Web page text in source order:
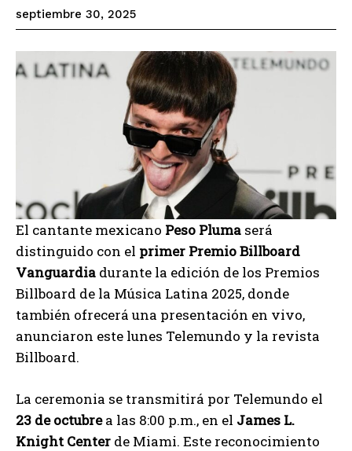
septiembre 30, 2025
El cantante mexicano Peso Pluma será
distinguido con el primer Premio Billboard
Vanguardia durante la edición de los Premios
Billboard de la Música Latina 2025, donde
también ofrecerá una presentación en vivo,
anunciaron este lunes Telemundo y la revista
Billboard.
La ceremonia se transmitirá por Telemundo el
23 de octubrea las 8:00 p.m., en el James L.
Knight Center de Miami. Este reconocimiento